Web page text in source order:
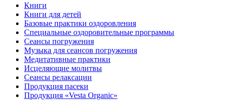
Книги
Книги для детей
Базовые практики оздоровления
Специальные оздоровительные программы
Сеансы погружения
Музыка для сеансов погружения
Медитативные практики
Исцеляющие молитвы
Сеансы релаксации
Продукция пасеки
Продукция «Vesta Organic»